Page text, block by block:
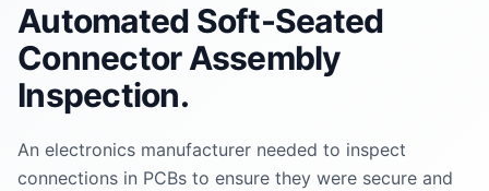
Automated Soft-Seated
Connector Assembly
Inspection.
An electronics manufacturer needed to inspect
connections in PCBs to ensure they were secure and